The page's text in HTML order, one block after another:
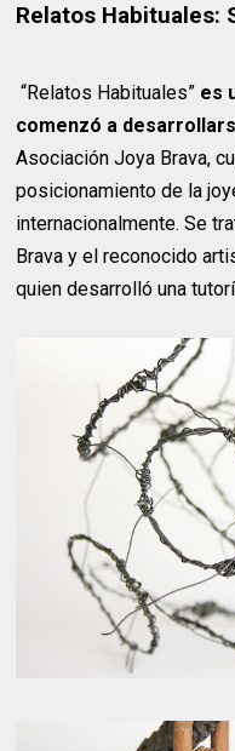
Relatos Habituales:
“Relatos Habituales” es
comenzó a
Asociación Joya Brava,
posicionamiento de la
internacionalmente. Se
Brava y el reconocido
quien desarrolló una